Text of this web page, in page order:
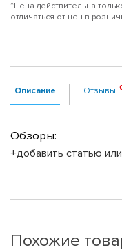
*Цена действительна
отличаться от цен в
Описание Отзывы
Обзоры:
+добавить статью
Похожие